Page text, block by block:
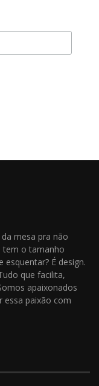
mesa pra não
tem o tamanho
É design.
que facilita,
apaixonados
essa paixão com